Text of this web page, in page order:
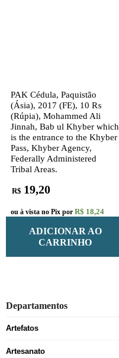
PAK Cédula, Paquistão
(Ásia), 2017 (FE), 10 ₨
(Rúpia), Mohammed Ali
Jinnah, Bab ul Khyber which
is the entrance to the Khyber
Pass, Khyber Agency,
Federally Administered
Tribal Areas.
R$ 19,20
ou à vista no Pix por R$ 18,24
ADICIONAR AO
CARRINHO
Departamentos
Artefatos
Artesanato